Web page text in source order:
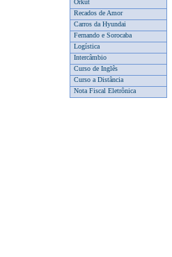
Orkut
Recados de Amor
Carros da Hyundai
Fernando e Sorocaba
Logística
Intercâmbio
Curso de Inglês
Curso a Distância
Nota Fiscal Eletrônica